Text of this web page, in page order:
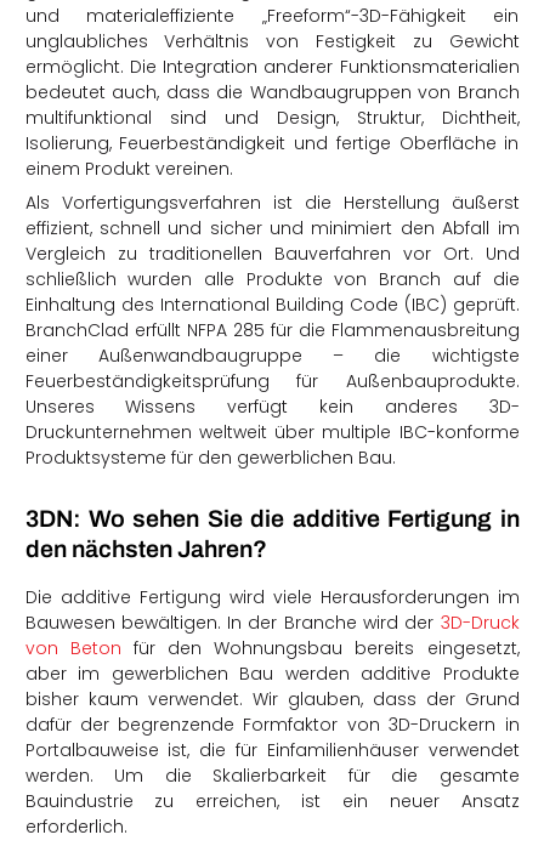
und materialeffiziente „Freeform“-3D-Fähigkeit ein
unglaubliches Verhältnis von Festigkeit zu Gewicht
ermöglicht. Die Integration anderer Funktionsmaterialien
bedeutet auch, dass die Wandbaugruppen von Branch
multifunktional sind und Design, Struktur, Dichtheit,
Isolierung, Feuerbeständigkeit und fertige Oberfläche in
einem Produkt vereinen.
Als Vorfertigungsverfahren ist die Herstellung äußerst
effizient, schnell und sicher und minimiert den Abfall im
Vergleich zu traditionellen Bauverfahren vor Ort. Und
schließlich wurden alle Produkte von Branch auf die
Einhaltung des International Building Code (IBC) geprüft.
BranchClad erfüllt NFPA 285 für die Flammenausbreitung
einer Außenwandbaugruppe – die wichtigste
Feuerbeständigkeitsprüfung für Außenbauprodukte.
Unseres Wissens verfügt kein anderes 3D-
Druckunternehmen weltweit über multiple IBC-konforme
Produktsysteme für den gewerblichen Bau.
3DN: Wo sehen Sie die additive Fertigung in
den nächsten Jahren?
Die additive Fertigung wird viele Herausforderungen im
Bauwesen bewältigen. In der Branche wird der 3D-Druck
von Beton für den Wohnungsbau bereits eingesetzt,
aber im gewerblichen Bau werden additive Produkte
bisher kaum verwendet. Wir glauben, dass der Grund
dafür der begrenzende Formfaktor von 3D-Druckern in
Portalbauweise ist, die für Einfamilienhäuser verwendet
werden. Um die Skalierbarkeit für die gesamte
Bauindustrie zu erreichen, ist ein neuer Ansatz
erforderlich.